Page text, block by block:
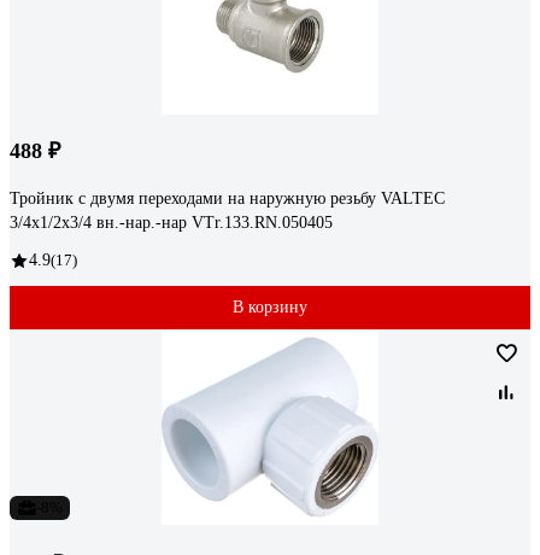
488 ₽
Тройник с двумя переходами на наружную резьбу VALTEC
3/4х1/2х3/4 вн.-нар.-нар VTr.133.RN.050405
4.9(17)
В корзину